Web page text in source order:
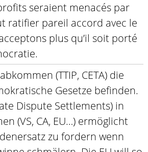
seraient menacés par
ratifier pareil accord avec le
plus qu’il soit porté
(TTIP, CETA) die
Gesetze befinden.
Dispute Settlements) in
(VS, CA, EU…) ermöglicht
zu fordern wenn